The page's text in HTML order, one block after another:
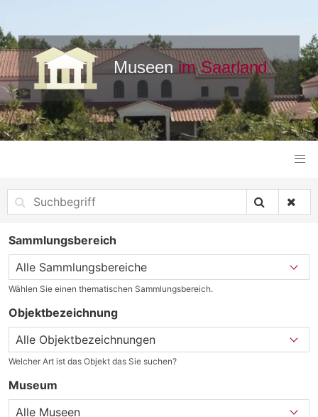
Sammlungsbereich
Wählen Sie einen thematischen Sammlungsbereich.
Objektbezeichnung
Welcher Art ist das Objekt das Sie suchen?
Museum